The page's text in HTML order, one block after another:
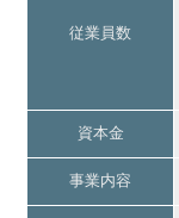
従業員数
資本金
事業内容